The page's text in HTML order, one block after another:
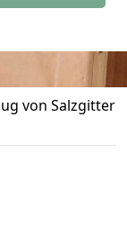
von Salzgitter